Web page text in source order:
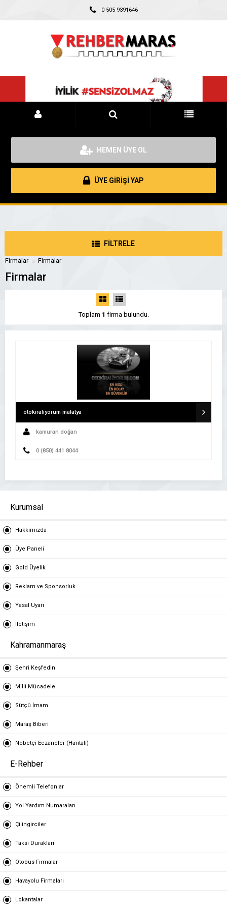
0 505 9391646
HEMEN ÜYE OL
ÜYE GİRİŞİ YAP
FİLTRELE
Firmalar Firmalar
Firmalar
Toplam 1 firma bulundu.
otokiralıyorum malatya
kamuran doğan
0 (850) 441 8044
Kurumsal
Hakkımızda
Üye Paneli
Gold Üyelik
Reklam ve Sponsorluk
Yasal Uyarı
İletişim
Kahramanmaraş
Şehri Keşfedin
Milli Mücadele
Sütçü İmam
Maraş Biberi
Nöbetçi Eczaneler (Haritalı)
E-Rehber
Önemli Telefonlar
Yol Yardım Numaraları
Çilingirciler
Taksi Durakları
Otobüs Firmalar
Havayolu Firmaları
Lokantalar